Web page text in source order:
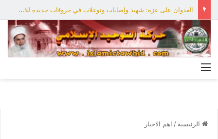
العدوان على غزة: شهيد وإصابات وتوغلات في خروقات جديدة للاحتلال
الرئيسية / اهم الاخبار